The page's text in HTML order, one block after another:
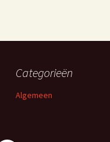
Categorieën
Algemeen